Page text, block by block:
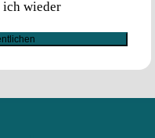
ich wieder